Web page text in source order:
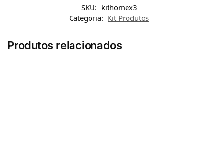
SKU: kithomex3
Categoria: Kit Produtos
Produtos relacionados